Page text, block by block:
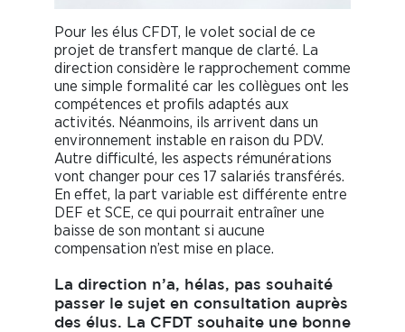
Pour les élus CFDT, le volet social de ce
projet de transfert manque de clarté. La
direction considère le rapprochement comme
une simple formalité car les collègues ont les
compétences et profils adaptés aux
activités. Néanmoins, ils arrivent dans un
environnement instable en raison du PDV.
Autre difficulté, les aspects rémunérations
vont changer pour ces 17 salariés transférés.
En effet, la part variable est différente entre
DEF et SCE, ce qui pourrait entraîner une
baisse de son montant si aucune
compensation n’est mise en place.
La direction n’a, hélas, pas souhaité
passer le sujet en consultation auprès
des élus. La CFDT souhaite une bonne